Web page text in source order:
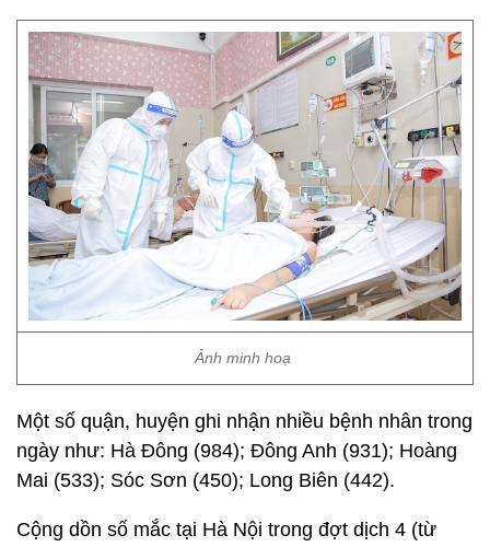
Ảnh minh hoạ
Một số quận, huyện ghi nhận nhiều bệnh nhân trong
ngày như: Hà Đông (984); Đông Anh (931); Hoàng
Mai (533); Sóc Sơn (450); Long Biên (442).
Cộng dồn số mắc tại Hà Nội trong đợt dịch 4 (từ